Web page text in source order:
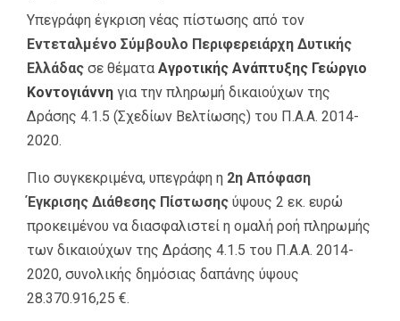
Υπεγράφη έγκριση νέας πίστωσης από τον
Εντεταλμένο Σύμβουλο Περιφερειάρχη Δυτικής
Ελλάδας σε θέματα Αγροτικής Ανάπτυξης Γεώργιο
Κοντογιάννη για την πληρωμή δικαιούχων της
Δράσης 4.1.5 (Σχεδίων Βελτίωσης) του Π.Α.Α. 2014-
2020.
Πιο συγκεκριμένα, υπεγράφη η 2η Απόφαση
Έγκρισης Διάθεσης Πίστωσης ύψους 2 εκ. ευρώ
προκειμένου να διασφαλιστεί η ομαλή ροή πληρωμής
των δικαιούχων της Δράσης 4.1.5 του Π.Α.Α. 2014-
2020, συνολικής δημόσιας δαπάνης ύψους
28.370.916,25 €.